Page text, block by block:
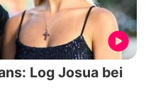
Log Josua bei